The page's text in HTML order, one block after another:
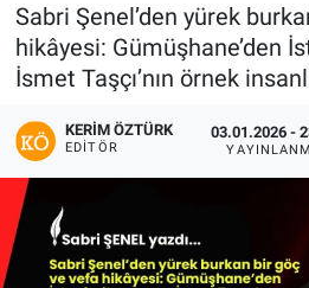
Sabri Şenel’den yürek
hikâyesi: Gümüşhane’den
İsmet Taşçı’nın örnek
KERIM ÖZTÜRK
EDITÖR
03.01.2026 -
Tüm Manşetler
Son Dakika Haberleri
Haber Arşivi